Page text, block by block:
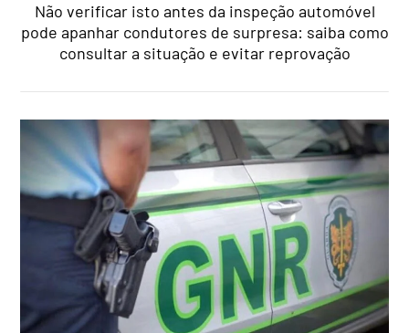
Não verificar isto antes da inspeção automóvel
pode apanhar condutores de surpresa: saiba como
consultar a situação e evitar reprovação